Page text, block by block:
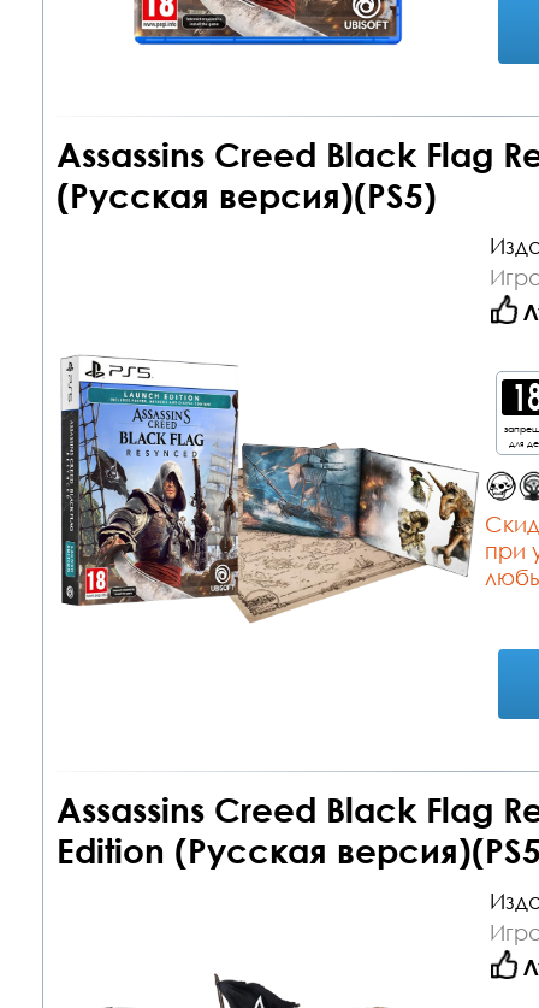
Assassins Creed Black Flag
(Русская версия)(PS5)
для
при
Assassins Creed Black Flag
Edition (Русская